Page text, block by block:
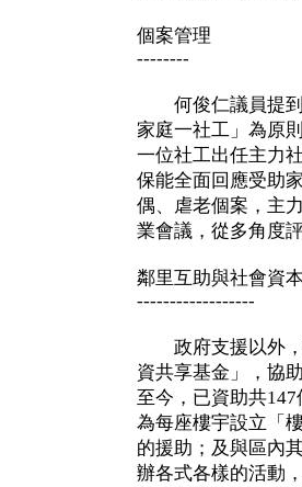
個案管理
--------
何俊仁議員提到
家庭一社工」為原
一位社工出任主力
保能全面回應受助
偶、虐老個案，主
業會議，從多角度
鄰里互助與社會資本
------------------
政府支援以外，
資共享基金」，協
至今，已資助共
為每座樓宇設立「
的援助；及與區內
辦各式各樣的活動